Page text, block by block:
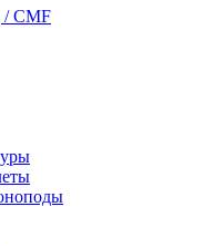
/ CMF